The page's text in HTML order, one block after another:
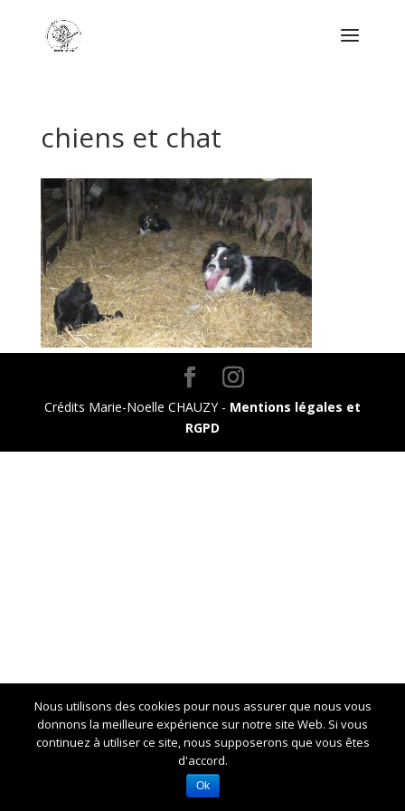
chiens et chat
Crédits Marie-Noelle CHAUZY - Mentions légales et
RGPD
Nous utilisons des cookies pour nous assurer que nous vous
donnons la meilleure expérience sur notre site Web. Si vous
continuez à utiliser ce site, nous supposerons que vous êtes
d'accord.
Ok